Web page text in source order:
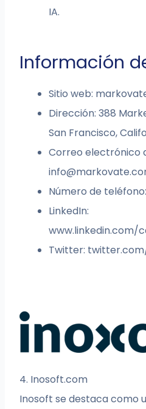
IA.
Información
Sitio web:
Dirección: 388
San Francisco,
Correo electrónico
Número de
LinkedIn:
Twitter:
4. Inosoft.com
Inosoft se destaca como